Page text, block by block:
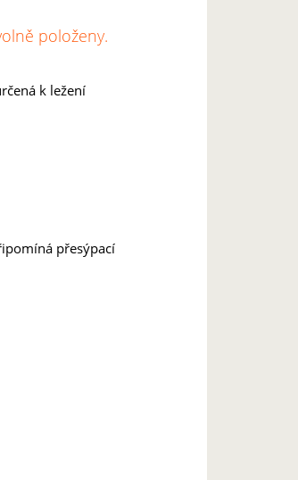
položeny.
k ležení
přesýpací